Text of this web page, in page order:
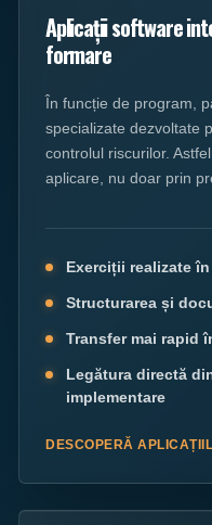
Aplicații software
formare
În funcție de program,
specializate dezvoltate
controlul riscurilor.
aplicare, nu doar prin
Exerciții realizate
Structurarea și
Transfer mai rapid
Legătura directă
implementare
DESCOPERĂ